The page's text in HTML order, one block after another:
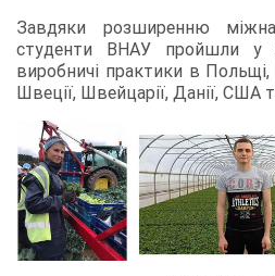
Завдяки розширенню
студенти ВНАУ пройшли у
виробничі практики в Польщі,
Швеції, Швейцарії, Данії, США